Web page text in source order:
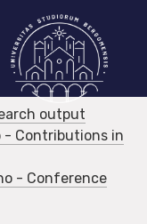
output
- Contributions in
- Conference